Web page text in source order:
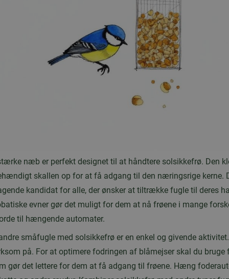
næb er perfekt designet til at håndtere solsikkefrø. Den
skallen op for at få adgang til den næringsrige kerne.
kandidat for alle, der ønsker at tiltrække fugle til deres
evner gør det muligt for dem at nå frøene i mange
til hængende automater.
småfugle med solsikkefrø er en enkel og givende
på. For at optimere fodringen af blåmejser skal du bruge
gør det lettere for dem at få adgang til frøene. Hæng